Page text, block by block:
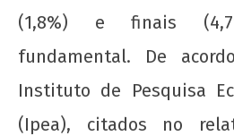
(1,8%) e finais
fundamental. De
Instituto de Pesquisa
(Ipea), citados no